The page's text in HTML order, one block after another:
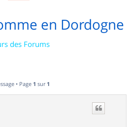
en Dordogne
des Forums
• Page 1 sur 1